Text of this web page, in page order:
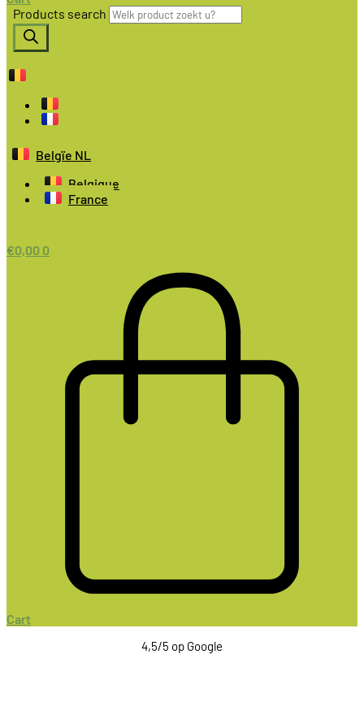
Products search
Belgïe NL
Belgique
France
€0,00 0
Cart
4,5/5 op Google